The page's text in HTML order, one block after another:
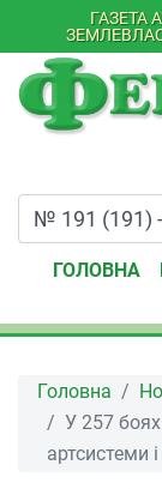
ГАЗЕТА
ГОЛОВНА
Головна
У 257
артсистеми